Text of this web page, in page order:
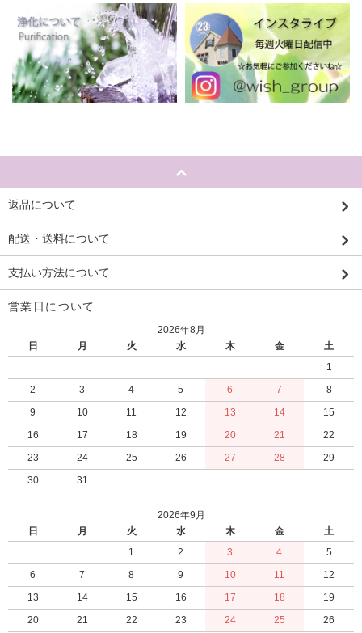
返品について
配送・送料について
支払い方法について
営業日について
2026年8月
日
月 火 水 木 金
土
1
2
3 4 5 6 7
8
9
10 11 12 13 14
15
16
17 18 19 20 21
22
23
24 25 26 27 28
29
30
31
2026年9月
日
月 火 水 木 金
土
1
2 3 4
5
6
7 8 9 10 11
12
13
14 15 16 17 18
19
20
21 22 23 24 25 26